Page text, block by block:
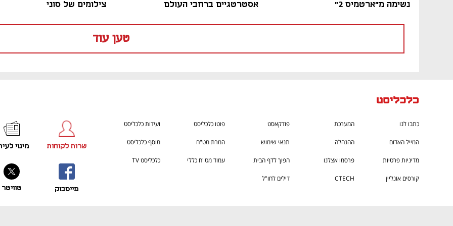
נשימה מ"ארטמיס 2"
אסטרטגיים ברחבי העולם
צילומים של סוני
טען עוד
כתבו לנו המערכת פודקאסט פוטו כלכליסט ועידות כלכליסט
המייל האדום ההנהלה תנאי שימוש המרת מט"ח מוסף כלכליסט
מדיניות פרטיות פרסמו אצלנו הפוך לדף הבית עמוד מט"ח כללי כלכליסט TV
קורסים אונליין CTECH
דילים לחו"ל
פייסבוק
שרות לקוחות
טוויטר
מינוי